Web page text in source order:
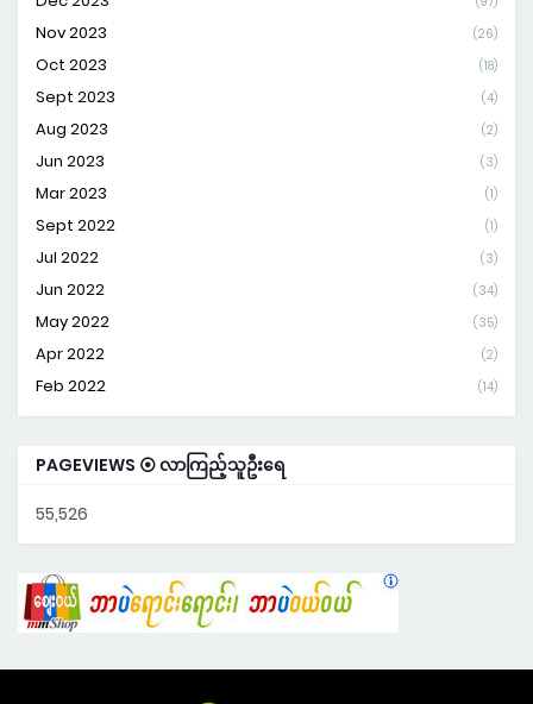
Nov 2023 (26)
Oct 2023 (18)
Sept 2023 (4)
Aug 2023 (2)
Jun 2023 (3)
Mar 2023 (1)
Sept 2022 (1)
Jul 2022 (3)
Jun 2022 (34)
May 2022 (35)
Apr 2022 (2)
Feb 2022 (14)
PAGEVIEWS ⦿ လာကြည့်သူဦးရေ
55,526